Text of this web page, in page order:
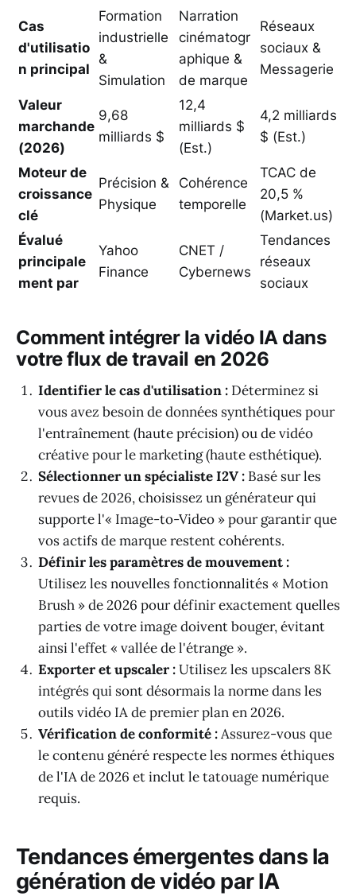
Cas
d'utilisatio
n principal
Formation
industrielle
&
Simulation
Narration
cinématogr
aphique &
de marque
Réseaux
sociaux &
Messagerie
Valeur
marchande
(2026)
9,68
milliards $
12,4
milliards $
(Est.)
4,2 milliards
$ (Est.)
Moteur de
croissance
clé
Précision &
Physique
Cohérence
temporelle
TCAC de
20,5 %
(Market.us)
Évalué
principale
ment par
Yahoo
Finance
CNET /
Cybernews
Tendances
réseaux
sociaux
Comment intégrer la vidéo IA dans
votre flux de travail en 2026
Identifier le cas d'utilisation : Déterminez si
vous avez besoin de données synthétiques pour
l'entraînement (haute précision) ou de vidéo
créative pour le marketing (haute esthétique).
Sélectionner un spécialiste I2V : Basé sur les
revues de 2026, choisissez un générateur qui
supporte l'« Image-to-Video » pour garantir que
vos actifs de marque restent cohérents.
Définir les paramètres de mouvement :
Utilisez les nouvelles fonctionnalités « Motion
Brush » de 2026 pour définir exactement quelles
parties de votre image doivent bouger, évitant
ainsi l'effet « vallée de l'étrange ».
Exporter et upscaler :Utilisez les upscalers 8K
intégrés qui sont désormais la norme dans les
outils vidéo IA de premier plan en 2026.
Vérification de conformité :Assurez-vous que
le contenu généré respecte les normes éthiques
de l'IA de 2026 et inclut le tatouage numérique
requis.
Tendances émergentes dans la
génération de vidéo par IA